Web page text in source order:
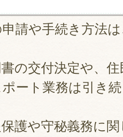
請や手続き方法
の交付決定や、
ート業務は引き
護や守秘義務に